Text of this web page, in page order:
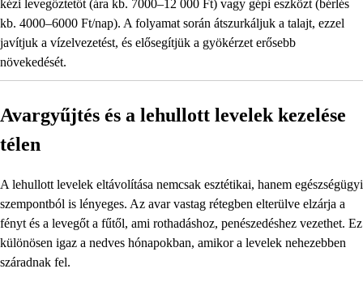
kézi levegőztetőt (ára kb. 7000–12 000 Ft) vagy gépi eszközt (bérlés
kb. 4000–6000 Ft/nap). A folyamat során átszurkáljuk a talajt, ezzel
javítjuk a vízelvezetést, és elősegítjük a gyökérzet erősebb
növekedését.
Avargyűjtés és a lehullott levelek kezelése
télen
A lehullott levelek eltávolítása nemcsak esztétikai, hanem egészségügyi
szempontból is lényeges. Az avar vastag rétegben elterülve elzárja a
fényt és a levegőt a fűtől, ami rothadáshoz, penészedéshez vezethet. Ez
különösen igaz a nedves hónapokban, amikor a levelek nehezebben
száradnak fel.